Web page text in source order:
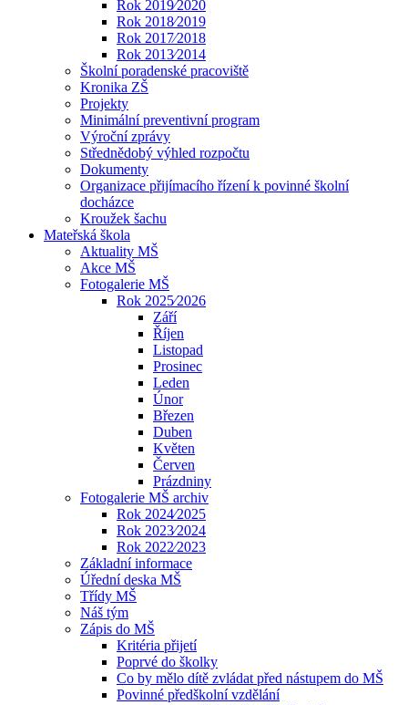
Rok 2019⁄2020
Rok 2018⁄2019
Rok 2017⁄2018
Rok 2013⁄2014
Školní poradenské pracoviště
Kronika ZŠ
Projekty
Minimální preventivní program
Výroční zprávy
Střednědobý výhled rozpočtu
Dokumenty
Organizace přijímacího řízení k povinné školní
docházce
Kroužek šachu
Mateřská škola
Aktuality MŠ
Akce MŠ
Fotogalerie MŠ
Rok 2025⁄2026
Září
Říjen
Listopad
Prosinec
Leden
Únor
Březen
Duben
Květen
Červen
Prázdniny
Fotogalerie MŠ archiv
Rok 2024⁄2025
Rok 2023⁄2024
Rok 2022⁄2023
Základní informace
Úřední deska MŠ
Třídy MŠ
Náš tým
Zápis do MŠ
Kritéria přijetí
Poprvé do školky
Co by mělo dítě zvládat před nástupem do MŠ
Povinné předškolní vzdělání